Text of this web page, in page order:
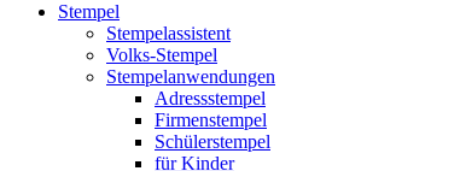
Stempel
Stempelassistent
Volks-Stempel
Stempelanwendungen
Adressstempel
Firmenstempel
Schülerstempel
für Kinder